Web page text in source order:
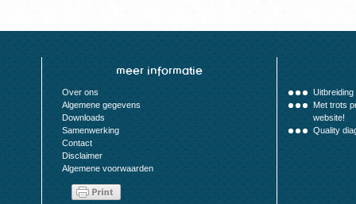
meer informatie
Over ons
Algemene gegevens
Downloads
Samenwerking
Contact
Disclaimer
Algemene voorwaarden
Uitbreiding
Met trots
website!
Quality